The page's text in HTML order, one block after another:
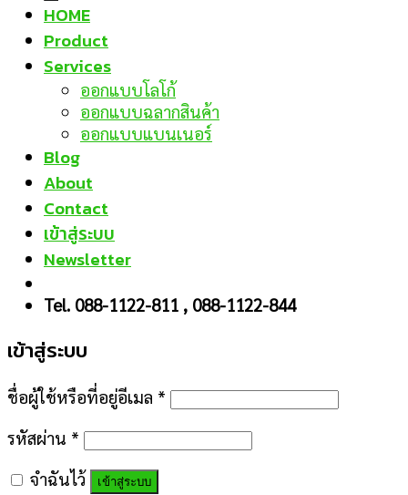
HOME
Product
Services
ออกแบบโลโก้
ออกแบบฉลากสินค้า
ออกแบบแบนเนอร์
Blog
About
Contact
เข้าสู่ระบบ
Newsletter
Tel. 088-1122-811 , 088-1122-844
เข้าสู่ระบบ
ชื่อผู้ใช้หรือที่อยู่อีเมล *
รหัสผ่าน *
จำฉันไว้
เข้าสู่ระบบ